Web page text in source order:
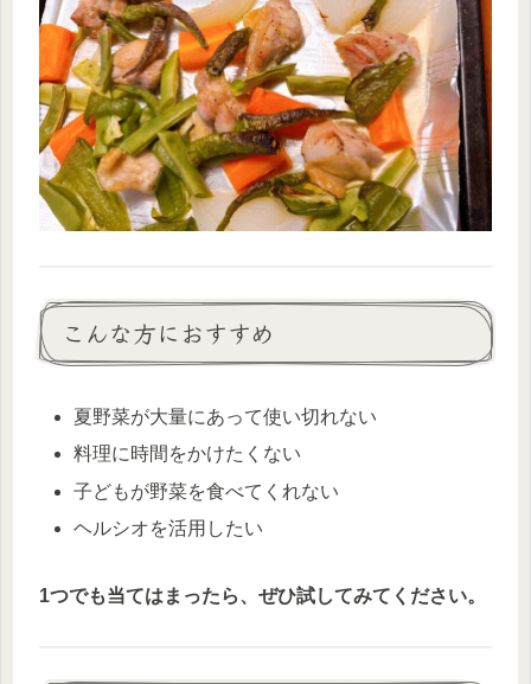
こんな方におすすめ
夏野菜が大量にあって使い切れない
料理に時間をかけたくない
子どもが野菜を食べてくれない
ヘルシオを活用したい
1つでも当てはまったら、ぜひ試してみてください。